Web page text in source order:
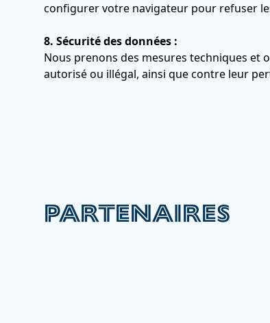
configurer votre navigateur pour refuser
8. Sécurité des données :
Nous prenons des mesures techniques
autorisé ou illégal, ainsi que contre leur
PARTENAIRES